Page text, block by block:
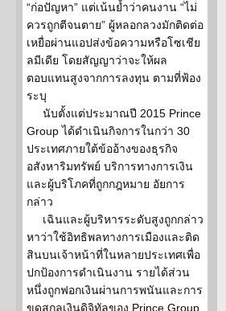
“ก่อปัญหา” แต่เน้นย้ำว่าคนงาน “ไม่
ควรถูกตีจนตาย” ผู้หลอกลวงมักติดต่อ
เหยื่อผ่านแอปส่งข้อความหรือโซเชีย
ลมีเดีย โดยสัญญาว่าจะให้ผล
ตอบแทนสูงจากการลงทุน ตามที่ฟ้อง
ระบุ
นับตั้งแต่ประมาณปี 2015 Prince
Group ได้ดำเนินกิจการในกว่า 30
ประเทศภายใต้ข้ออ้างของธุรกิจ
อสังหาริมทรัพย์ บริการทางการเงิน
และผู้บริโภคที่ถูกกฎหมาย อัยการ
กล่าว
เฉินและผู้บริหารระดับสูงถูกกล่าว
หาว่าใช้อิทธิพลทางการเมืองและติด
สินบนเจ้าหน้าที่ในหลายประเทศเพื่อ
ปกป้องการดำเนินงาน รายได้ส่วน
หนึ่งถูกฟอกเงินผ่านการพนันและการ
ขุดสกุลเงินดิจิทัลของ Prince Group